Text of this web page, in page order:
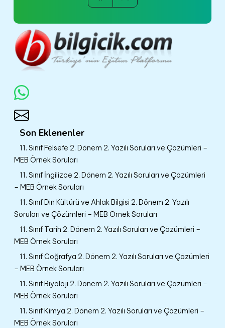
Son Eklenenler
11. Sınıf Felsefe 2. Dönem 2. Yazılı Soruları ve Çözümleri –
MEB Örnek Soruları
11. Sınıf İngilizce 2. Dönem 2. Yazılı Soruları ve Çözümleri
– MEB Örnek Soruları
11. Sınıf Din Kültürü ve Ahlak Bilgisi 2. Dönem 2. Yazılı
Soruları ve Çözümleri – MEB Örnek Soruları
11. Sınıf Tarih 2. Dönem 2. Yazılı Soruları ve Çözümleri –
MEB Örnek Soruları
11. Sınıf Coğrafya 2. Dönem 2. Yazılı Soruları ve Çözümleri
– MEB Örnek Soruları
11. Sınıf Biyoloji 2. Dönem 2. Yazılı Soruları ve Çözümleri –
MEB Örnek Soruları
11. Sınıf Kimya 2. Dönem 2. Yazılı Soruları ve Çözümleri –
MEB Örnek Soruları